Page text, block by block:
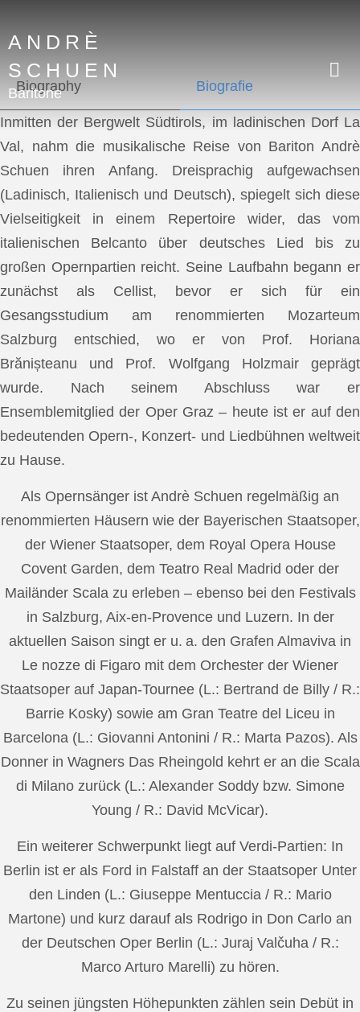
ANDRÈ
SCHUEN
Baritone
Biography Biografie
Inmitten der Bergwelt Südtirols, im ladinischen Dorf La
Val, nahm die musikalische Reise von Bariton Andrè
Schuen ihren Anfang. Dreisprachig aufgewachsen
(Ladinisch, Italienisch und Deutsch), spiegelt sich diese
Vielseitigkeit in einem Repertoire wider, das vom
italienischen Belcanto über deutsches Lied bis zu
großen Opernpartien reicht. Seine Laufbahn begann er
zunächst als Cellist, bevor er sich für ein
Gesangsstudium am renommierten Mozarteum
Salzburg entschied, wo er von Prof. Horiana
Brănișteanu und Prof. Wolfgang Holzmair geprägt
wurde. Nach seinem Abschluss war er
Ensemblemitglied der Oper Graz – heute ist er auf den
bedeutenden Opern-, Konzert- und Liedbühnen weltweit
zu Hause.
Als Opernsänger ist Andrè Schuen regelmäßig an
renommierten Häusern wie der Bayerischen Staatsoper,
der Wiener Staatsoper, dem Royal Opera House
Covent Garden, dem Teatro Real Madrid oder der
Mailänder Scala zu erleben – ebenso bei den Festivals
in Salzburg, Aix-en-Provence und Luzern. In der
aktuellen Saison singt er u. a. den Grafen Almaviva in
Le nozze di Figaro mit dem Orchester der Wiener
Staatsoper auf Japan-Tournee (L.: Bertrand de Billy / R.:
Barrie Kosky) sowie am Gran Teatre del Liceu in
Barcelona (L.: Giovanni Antonini / R.: Marta Pazos). Als
Donner in Wagners Das Rheingold kehrt er an die Scala
di Milano zurück (L.: Alexander Soddy bzw. Simone
Young / R.: David McVicar).
Ein weiterer Schwerpunkt liegt auf Verdi-Partien: In
Berlin ist er als Ford in Falstaff an der Staatsoper Unter
den Linden (L.: Giuseppe Mentuccia / R.: Mario
Martone) und kurz darauf als Rodrigo in Don Carlo an
der Deutschen Oper Berlin (L.: Juraj Valčuha / R.:
Marco Arturo Marelli) zu hören.
Zu seinen jüngsten Höhepunkten zählen sein Debüt in